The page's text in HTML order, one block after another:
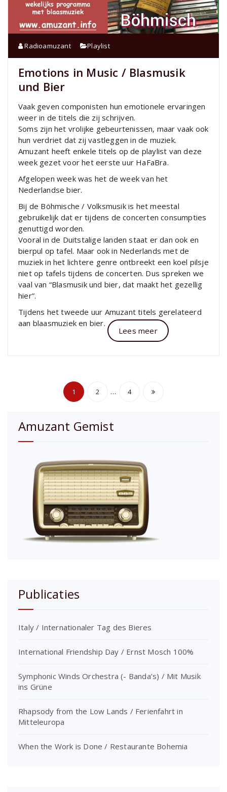
Radioamuzant Playlist
Emotions in Music / Blasmusik
und Bier
Vaak geven componisten hun emotionele ervaringen
weer in de titels die zij schrijven.
Soms zijn het vrolijke gebeurtenissen, maar vaak ook
hun verdriet dat zij vastleggen in de muziek.
Amuzant heeft enkele titels op de playlist van deze
week gezet voor het eerste uur HaFaBra.
Afgelopen week was het de week van het
Nederlandse bier.
Bij de Böhmische / Volksmusik is het meestal
gebruikelijk dat er tijdens de concerten consumpties
genuttigd worden.
Vooral in de Duitstalige landen staat er dan ook en
bierpul op tafel. Maar ook in Nederlands met de
muziek in het lichtere genre ontbreekt een koel pilsje
niet op tafels tijdens de concerten. Dus spreken we
vaal van “Blasmusik und bier, dat maakt het gezellig
hier”.
Tijdens het tweede uur Amuzant titels gerelateerd
aan blaasmuziek en bier.
Lees meer
Berichten
1 2 … 4
Amuzant Gemist
Publicaties
Italy / Internationaler Tag des Bieres
International Friendship Day / Ernst Mosch 100%
Symphonic Winds Orchestra (- Banda’s) / Mit Musik
ins Grüne
Rhapsody from the Low Lands / Ferienfahrt in
Mitteleuropa
When the Work is Done / Restaurante Bohemia